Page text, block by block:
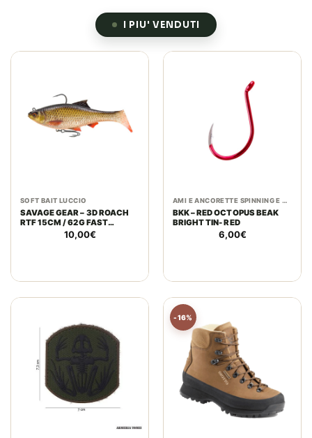
I PIU' VENDUTI
SOFT BAIT LUCCIO
SAVAGE GEAR – 3D ROACH
RTF 15CM / 62G FAST
SINKING | CLEAR RUDD
10,00€
AMI E ANCORETTE SPINNING E PREDATORI
BKK – RED OCTOPUS BEAK
BRIGHT TIN- RED
6,00€
-16%